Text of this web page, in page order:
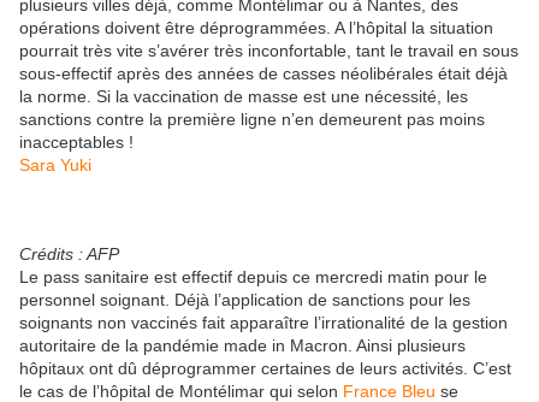
plusieurs villes déjà, comme Montélimar ou à Nantes, des
opérations doivent être déprogrammées. A l’hôpital la situation
pourrait très vite s’avérer très inconfortable, tant le travail en sous
sous-effectif après des années de casses néolibérales était déjà
la norme. Si la vaccination de masse est une nécessité, les
sanctions contre la première ligne n’en demeurent pas moins
inacceptables !
Sara Yuki
Crédits : AFP
Le pass sanitaire est effectif depuis ce mercredi matin pour le
personnel soignant. Déjà l’application de sanctions pour les
soignants non vaccinés fait apparaître l’irrationalité de la gestion
autoritaire de la pandémie made in Macron. Ainsi plusieurs
hôpitaux ont dû déprogrammer certaines de leurs activités. C’est
le cas de l’hôpital de Montélimar qui selon France Bleu se